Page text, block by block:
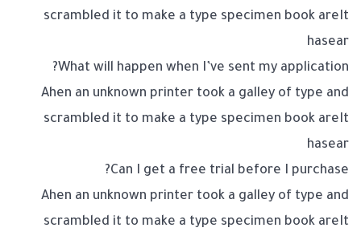
scrambled it to make a type specimen book areIt
hasear
What will happen when I’ve sent my application?
Ahen an unknown printer took a galley of type and
scrambled it to make a type specimen book areIt
hasear
Can I get a free trial before I purchase?
Ahen an unknown printer took a galley of type and
scrambled it to make a type specimen book areIt